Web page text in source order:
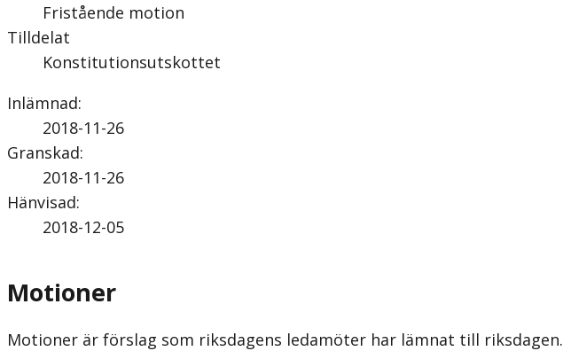
Fristående motion
Tilldelat
Konstitutionsutskottet
Inlämnad:
2018-11-26
Granskad:
2018-11-26
Hänvisad:
2018-12-05
Motioner
Motioner är förslag som riksdagens ledamöter har lämnat till riksdagen.